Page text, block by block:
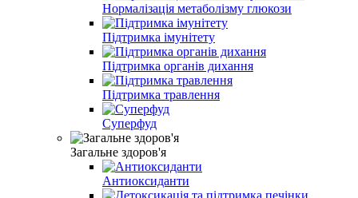
Нормалізація метаболізму глюкози
Підтримка імунітету
Підтримка органів дихання
Підтримка травлення
Суперфуд
Загальне здоров'я
Антиоксиданти